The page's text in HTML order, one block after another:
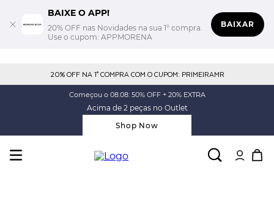
BAIXE O APP!
20% OFF nas Novidades na sua 1° compra.
Use o cupom: APPMORENA
BAIXAR
20% OFF NA 1° COMPRA COM O CUPOM: PRIMEIRAMR
Começou o 08.08: 50% OFF + 20% EXTRA
Acima de 2 peças no Outlet
Shop Now